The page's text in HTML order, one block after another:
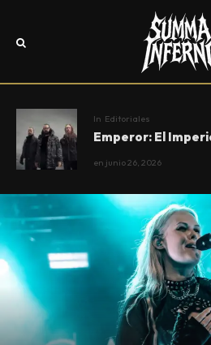
In Editoriales
Emperor: El
en junio 26, 2026